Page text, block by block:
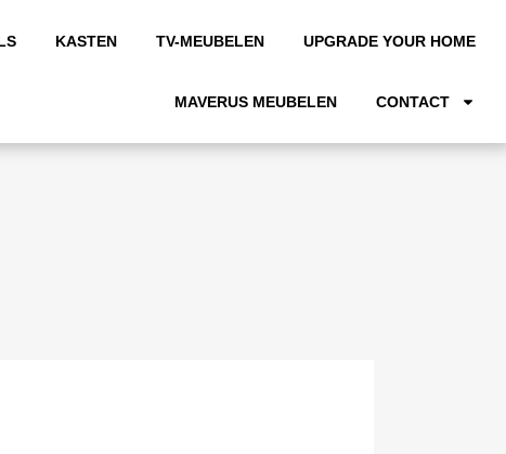
KASTEN TV-MEUBELEN UPGRADE YOUR HOME
MAVERUS MEUBELEN CONTACT